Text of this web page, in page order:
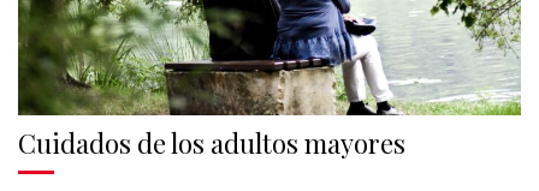
Cuidados de los adultos mayores